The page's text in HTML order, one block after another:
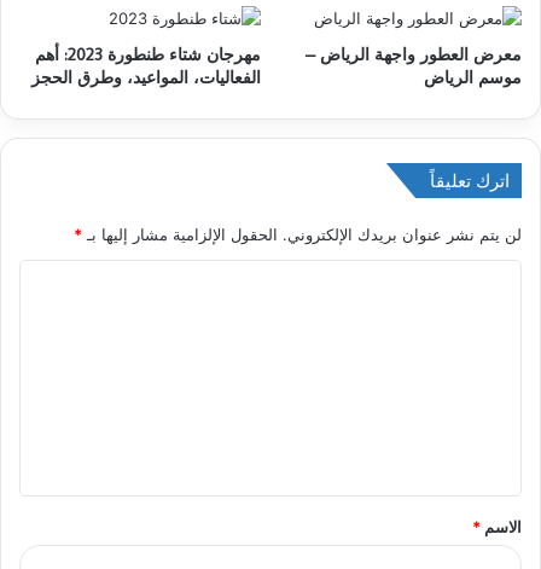
معرض العطور واجهة الرياض –
موسم الرياض
مهرجان شتاء طنطورة 2023: أهم
الفعاليات، المواعيد، وطرق الحجز
اترك تعليقاً
لن يتم نشر عنوان بريدك الإلكتروني. الحقول الإلزامية مشار إليها بـ *
ق
*
الاسم *